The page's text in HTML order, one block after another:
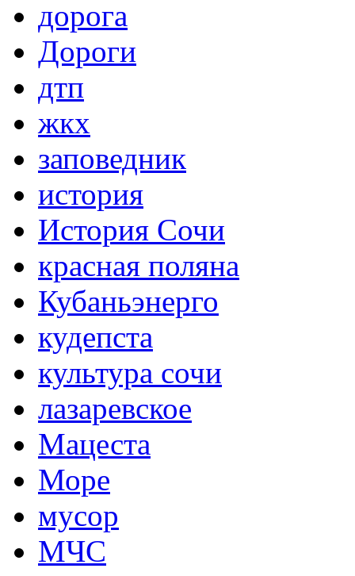
дорога
Дороги
дтп
жкх
заповедник
история
История Сочи
красная поляна
Кубаньэнерго
кудепста
культура сочи
лазаревское
Мацеста
Море
мусор
МЧС